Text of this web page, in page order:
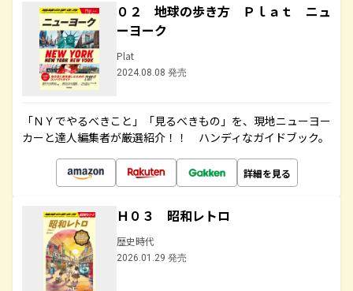
０２ 地球の歩き方 Ｐｌａｔ ニュ
ーヨーク
Plat
2024.08.08 発売
「ＮＹでやるべきこと」「見るべきもの」を、現地ニューヨー
カーと達人編集者が厳選紹介！！ ハンディなガイドブック。
詳細を見る
Ｈ０３ 昭和レトロ
歴史時代
2026.01.29 発売